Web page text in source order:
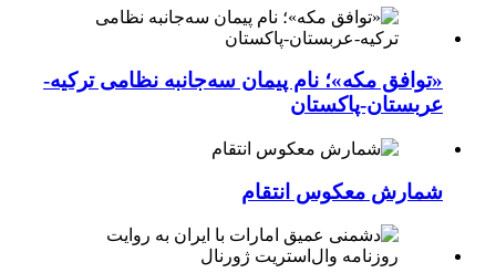
«توافق مکه»؛ نام پیمان سه‌جانبه نظامی ترکیه-
عربستان-پاکستان
شمارش معکوس انتقام